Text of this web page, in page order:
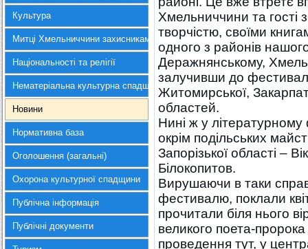
Культура
Митці Хмельниччини захисникам України
Національності та релігії
Нематеріальна культурна спадщина
Новини
Нормативна база
Оголошення (загальні)
Охорона культурної спадщини
Публічна інформація
Публічні документи
Хмельниччини та гості
творчістю, своїми
одного з районів
Деражнянському,
залучивши до
Житомирської,
областей.
Нині ж у літературному
окрім подільських
Запорізької області –
Білокопитов.
Вирушаючи в таки
фестивалю, поклали
прочитали біля нього
великого поета-пророка
проведення тут, у